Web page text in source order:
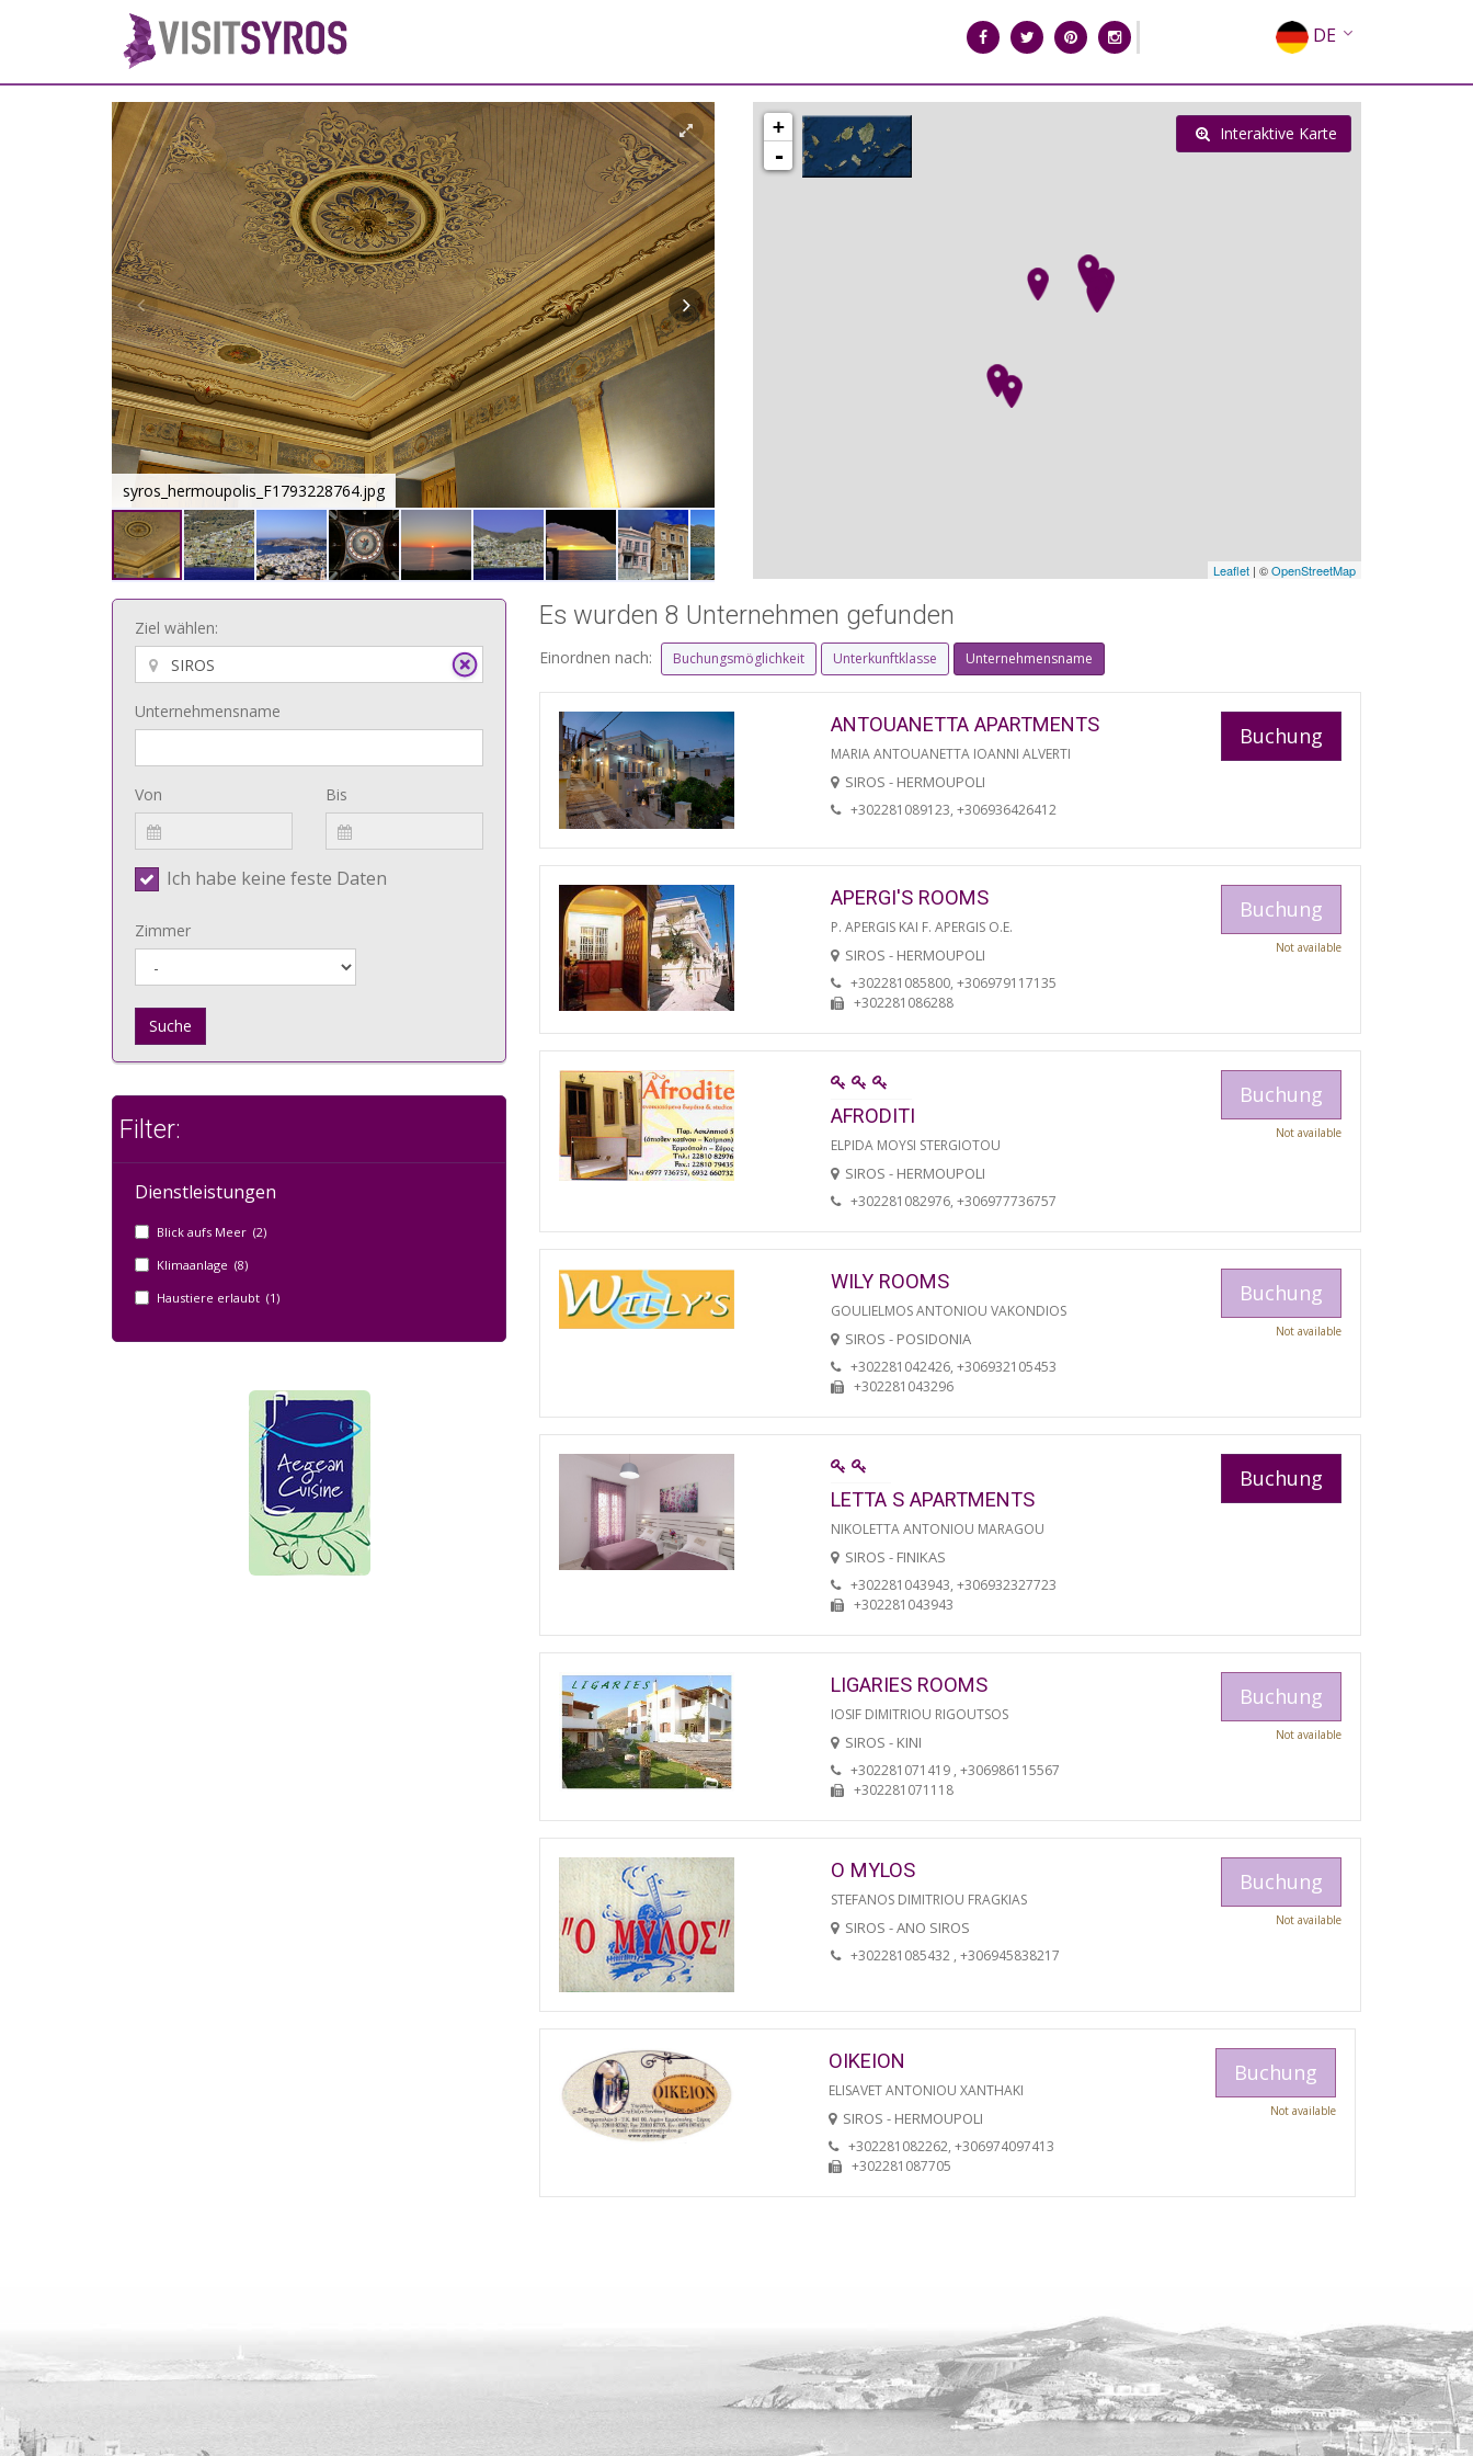
DE
EN
EL
syros_hermoupolis_F1793228764.jpg
+
-
Leaflet | ©OpenStreetMap
Interaktive Karte
Ziel wählen:
Unternehmensname
Von Bis
Ich habe keine feste Daten
Zimmer
Suche
Filter:
Dienstleistungen
Blick aufs Meer (2)
Klimaanlage (8)
Haustiere erlaubt (1)
Es wurden 8 Unternehmen gefunden
Einordnen nach: Buchungsmöglichkeit Unterkunftklasse Unternehmensname
ANTOUANETTA APARTMENTS
MARIA ANTOUANETTA IOANNI ALVERTI
SIROS - HERMOUPOLI
+302281089123, +306936426412
Buchung
APERGI'S ROOMS
P. APERGIS KAI F. APERGIS O.E.
SIROS - HERMOUPOLI
+302281085800, +306979117135
+302281086288
Buchung
Not available
AFRODITI
ELPIDA MOYSI STERGIOTOU
SIROS - HERMOUPOLI
+302281082976, +306977736757
Buchung
Not available
WILY ROOMS
GOULIELMOS ANTONIOU VAKONDIOS
SIROS - POSIDONIA
+302281042426, +306932105453
+302281043296
Buchung
Not available
LETTA S APARTMENTS
NIKOLETTA ANTONIOU MARAGOU
SIROS - FINIKAS
+302281043943, +306932327723
+302281043943
Buchung
LIGARIES ROOMS
IOSIF DIMITRIOU RIGOUTSOS
SIROS - KINI
+302281071419 , +306986115567
+302281071118
Buchung
Not available
O MYLOS
STEFANOS DIMITRIOU FRAGKIAS
SIROS - ANO SIROS
+302281085432 , +306945838217
Buchung
Not available
OIKEION
ELISAVET ANTONIOU XANTHAKI
SIROS - HERMOUPOLI
+302281082262, +306974097413
+302281087705
Buchung
Not available